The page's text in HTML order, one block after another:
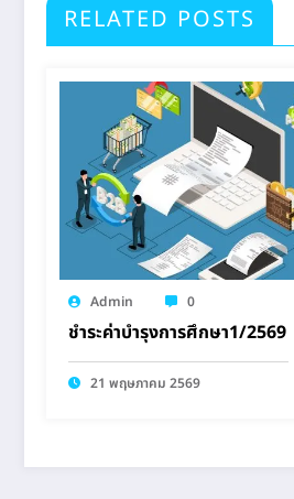
RELATED POSTS
Admin 0
ชำระค่าบำรุงการศึกษา1/2569
21 พฤษภาคม 2569